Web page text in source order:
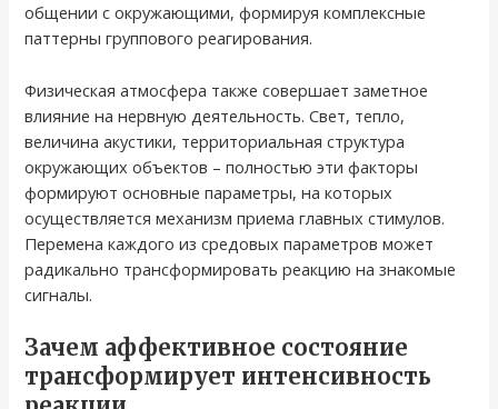
общении с окружающими, формируя комплексные
паттерны группового реагирования.
Физическая атмосфера также совершает заметное
влияние на нервную деятельность. Свет, тепло,
величина акустики, территориальная структура
окружающих объектов – полностью эти факторы
формируют основные параметры, на которых
осуществляется механизм приема главных стимулов.
Перемена каждого из средовых параметров может
радикально трансформировать реакцию на знакомые
сигналы.
Зачем аффективное состояние
трансформирует интенсивность